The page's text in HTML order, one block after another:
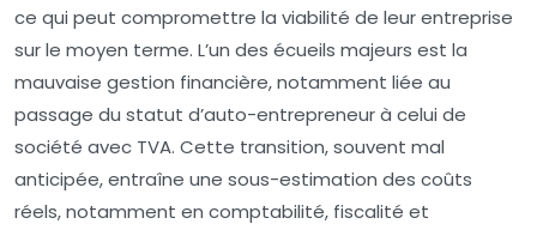
ce qui peut compromettre la viabilité de leur entreprise
sur le moyen terme. L’un des écueils majeurs est la
mauvaise gestion financière, notamment liée au
passage du statut d’auto-entrepreneur à celui de
société avec TVA. Cette transition, souvent mal
anticipée, entraîne une sous-estimation des coûts
réels, notamment en comptabilité, fiscalité et